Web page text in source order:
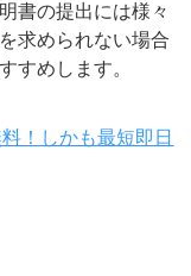
書の提出には様々
求められない場合
すめします。
！しかも最短即日